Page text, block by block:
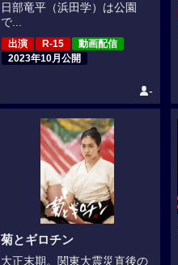
日部竜平（浜田学）は公園
で...
出演 R-15
動画配信
2023年10月公開
-
菊とギロチン
大正末期。関東大震災直後の